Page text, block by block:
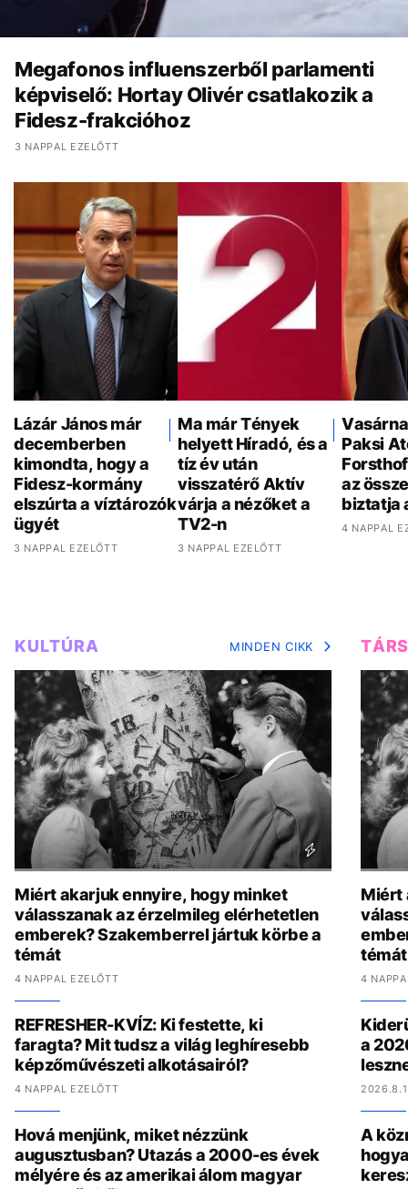
Megafonos influenszerből parlamenti
képviselő: Hortay Olivér csatlakozik a
Fidesz-frakcióhoz
3 NAPPAL EZELŐTT
Lázár János már
decemberben
kimondta, hogy a
Fidesz-kormány
elszúrta a víztározók
ügyét
3 NAPPAL EZELŐTT
Ma már Tények
helyett Híradó, és a
tíz év után
visszatérő Aktív
várja a nézőket a
TV2-n
3 NAPPAL EZELŐTT
Paksi
az
biztatja
4 NAPPAL
KULTÚRA MINDEN CIKK
Miért akarjuk ennyire, hogy minket
válasszanak az érzelmileg elérhetetlen
emberek? Szakemberrel jártuk körbe a
témát
4 NAPPAL EZELŐTT
REFRESHER-KVÍZ: Ki festette, ki
faragta? Mit tudsz a világ leghíresebb
képzőművészeti alkotásairól?
4 NAPPAL EZELŐTT
Hová menjünk, miket nézzünk
augusztusban? Utazás a 2000-es évek
mélyére és az amerikai álom magyar
Miért
témát
4
a
2026.8.1
A